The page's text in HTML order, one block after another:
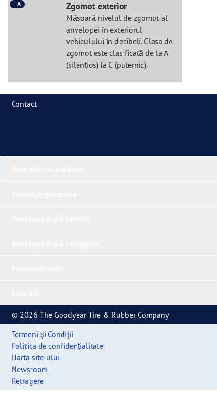
A Zgomot exterior
Măsoară nivelul de zgomot al
anvelopei în exteriorul
vehiculului în decibeli. Clasa de
zgomot este clasificată de la A
(silențios) la C (puternic).
Contact
© 2026 The Goodyear Tire & Rubber Company
Termeni şi Condiţii
Politica de confidențialitate
Harta site-ului
Newsroom
Retragere